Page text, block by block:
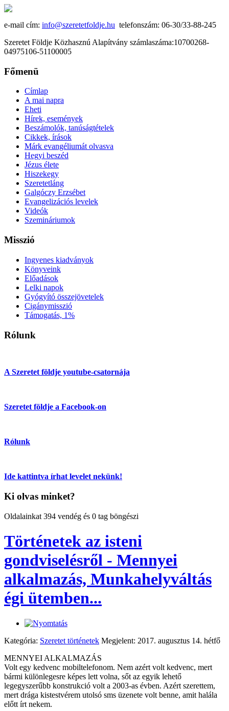
e-mail cím: info@szeretetfoldje.hu telefonszám: 06-30/33-88-245
Szeretet Földje Közhasznú Alapítvány számlaszáma:10700268-
04975106-51100005
Főmenü
Címlap
A mai napra
Eheti
Hírek, események
Beszámolók, tanúságtételek
Cikkek, írások
Márk evangéliumát olvasva
Hegyi beszéd
Jézus élete
Hiszekegy
Szeretetláng
Galgóczy Erzsébet
Evangelizációs levelek
Videók
Szemináriumok
Misszió
Ingyenes kiadványok
Könyveink
Előadások
Lelki napok
Gyógyító összejövetelek
Cigánymisszió
Támogatás, 1%
Rólunk
A Szeretet földje youtube-csatornája
Szeretet földje a Facebook-on
Rólunk
Ide kattintva írhat levelet nekünk!
Ki olvas minket?
Oldalainkat 394 vendég és 0 tag böngészi
Történetek az isteni
gondviselésről - Mennyei
alkalmazás, Munkahelyváltás
égi ütemben...
Kategória: Szeretet történetek Megjelent: 2017. augusztus 14. hétfő
MENNYEI ALKALMAZÁS
Volt egy kedvenc mobiltelefonom. Nem azért volt kedvenc, mert
bármi különlegesre képes lett volna, sőt az egyik lehető
legegyszerűbb konstrukció volt a 2003-as évben. Azért szerettem,
mert drága kistestvérem utolsó sms üzenete volt benne, amit halála
előtt írt nekem.